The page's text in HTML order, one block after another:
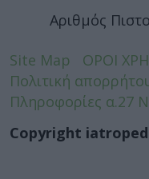
Αριθμός
Site Map ΟΡΟΙ
Πολιτική
Πληροφορίες α.27
Copyright